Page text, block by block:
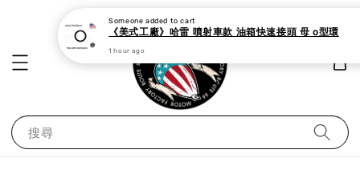
搜尋
Someone added to cart
《美式工廠》哈雷 噴射車款 油箱快速接頭 母 o型環
1 hour ago